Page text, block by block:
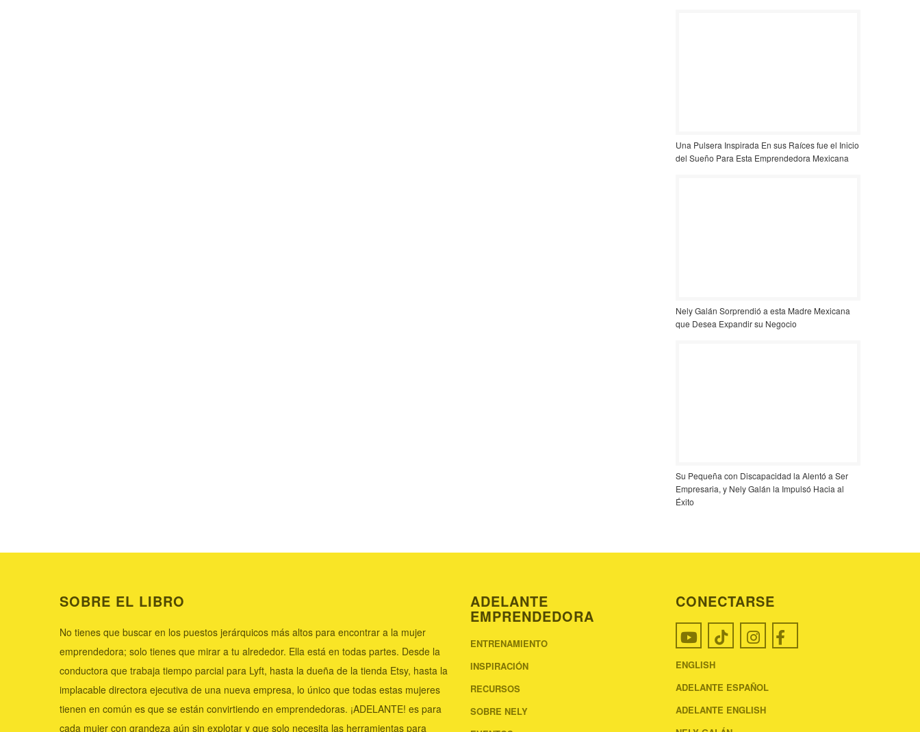
Una Pulsera Inspirada En sus Raíces fue el Inicio
del Sueño Para Esta Emprendedora Mexicana
Nely Galán Sorprendió a esta Madre Mexicana
que Desea Expandir su Negocio
Su Pequeña con Discapacidad la Alentó a Ser
Empresaria, y Nely Galán la Impulsó Hacia al
Éxito
SOBRE EL LIBRO
No tienes que buscar en los puestos jerárquicos más altos para encontrar a la mujer
emprendedora; solo tienes que mirar a tu alrededor. Ella está en todas partes. Desde la
conductora que trabaja tiempo parcial para Lyft, hasta la dueña de la tienda Etsy, hasta la
implacable directora ejecutiva de una nueva empresa, lo único que todas estas mujeres
tienen en común es que se están convirtiendo en emprendedoras. ¡ADELANTE! es para
cada mujer con grandeza aún sin explotar y que solo necesita las herramientas para
ADELANTE
EMPRENDEDORA
ENTRENAMIENTO
INSPIRACIÓN
RECURSOS
SOBRE NELY
CONECTARSE
ENGLISH
ADELANTE ESPAÑOL
ADELANTE ENGLISH